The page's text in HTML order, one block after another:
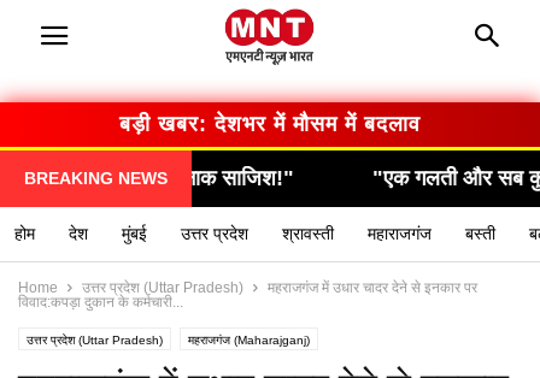
बड़ी खबर: सरकार का बड़ा फैसला
BREAKING NEWS
"एक गलती और सब कुछ खत्म… देखिए कैसे हुआ हादसा!"
होम देश मुंबई उत्तर प्रदेश श्रावस्ती महाराजगंज बस्ती
Home उत्तर प्रदेश (Uttar Pradesh)
महराजगंज में उधार चादर देने से इनकार पर
विवाद:कपड़ा दुकान के कर्मचारी...
उत्तर प्रदेश (Uttar Pradesh) महराजगंज (Maharajganj)